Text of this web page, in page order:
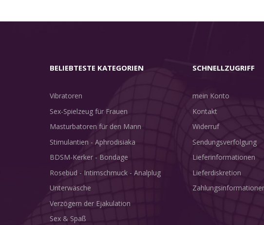
BELIEBTESTE KATEGORIEN
Vibratoren
Sex-Spielzeug für Frauen
Masturbatoren für den Mann
Stimulantien - Aphrodisiaka
BDSM-Kerker - Bondage
Rosebud - Intimschmuck - Analplug
Unterwäsche
Verzögern der Ejakulation
Sex & Spaß
SCHNELLZUGRIFF
mein Konto
Kontakt
Widerruf
Sendungsverfolgung
Lieferinformationen
Lieferdiskretion